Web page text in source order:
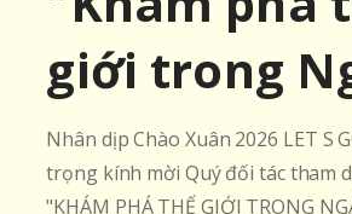
giới trong
Nhân dịp Chào Xuân 2026 LET S
trọng kính mời Quý đối tác tham
"KHÁM PHÁ THẾ GIỚI TRONG